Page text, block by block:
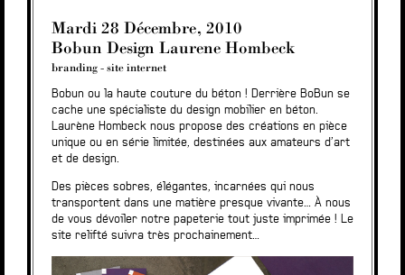
Mardi 28 Décembre, 2010
Bobun Design Laurene Hombeck
branding - site internet
Bobun ou la haute couture du béton ! Derrière BoBun se
cache une spécialiste du design mobilier en béton.
Laurène Hombeck nous propose des créations en pièce
unique ou en série limitée, destinées aux amateurs d’art
et de design.
Des pièces sobres, élégantes, incarnées qui nous
transportent dans une matière presque vivante… À nous
de vous dévoiler notre papeterie tout juste imprimée ! Le
site relifté suivra très prochainement…